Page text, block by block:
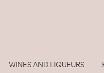
WINES AND LIQUEURS